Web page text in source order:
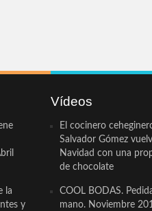
la
y
Vídeos
El cocinero
Salvador Gómez
Navidad con una
de chocolate
COOL BODAS.
mano. Noviembre